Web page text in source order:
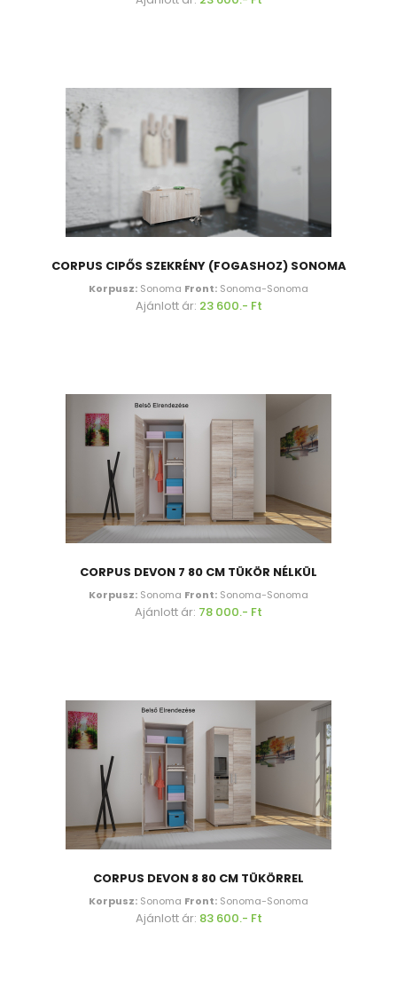
CORPUS CIPŐS SZEKRÉNY (FOGASHOZ) SONOMA
Korpusz: Sonoma Front: Sonoma-Sonoma
Ajánlott ár: 23 600.- Ft
CORPUS DEVON 7 80 CM TÜKÖR NÉLKÜL
Korpusz: Sonoma Front: Sonoma-Sonoma
Ajánlott ár: 78 000.- Ft
CORPUS DEVON 8 80 CM TÜKÖRREL
Korpusz: Sonoma Front: Sonoma-Sonoma
Ajánlott ár: 83 600.- Ft